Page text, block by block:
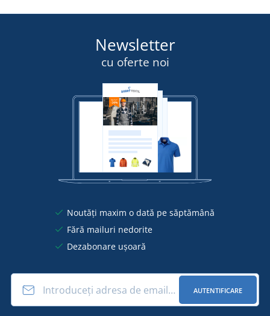
Newsletter
cu oferte noi
Noutăți maxim o dată pe săptămână
Fără mailuri nedorite
Dezabonare ușoară
AUTENTIFICARE